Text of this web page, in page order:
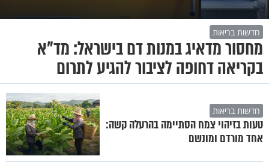
חדשות בריאות
מחסור מדאיג במנות דם בישראל: מד"א
בקריאה דחופה לציבור להגיע לתרום
חדשות בריאות
טעות בזיהוי צמח הסתיימה בהרעלה קשה:
אחד מורדם ומונשם